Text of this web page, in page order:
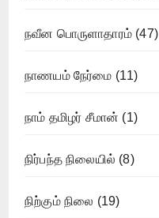
நவீன பொருளாதாரம் (47)
நாணயம் நேர்மை (11)
நாம் தமிழர் சீமான் (1)
நிர்பந்த நிலையில் (8)
நிற்கும் நிலை (19)